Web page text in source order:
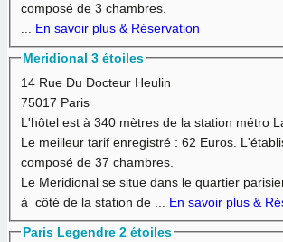
composé de 3 chambres.
... En savoir plus & Réservation
Meridional 3 étoiles
14 Rue Du Docteur Heulin
75017 Paris
L'hôtel est à 340 mètresde la station métro
Le meilleur tarif enregistré : 62 Euros.
composé de 37 chambres.
Le Meridional se situe dans le quartier
à côté de la station de ... En savoir plus &
Paris Legendre 2 étoiles